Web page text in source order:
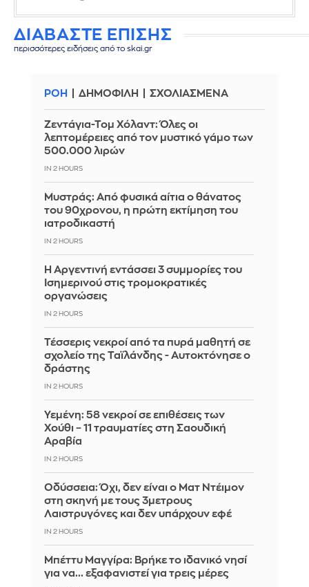
ΔΙΑΒΑΣΤΕ ΕΠΙΣΗΣ
περισσότερες ειδήσεις από το skai.gr
ΡΟΗ ΔΗΜΟΦΙΛΗ ΣΧΟΛΙΑΣΜΕΝΑ
Ζεντάγια-Τομ Χόλαντ: Όλες οι
λεπτομέρειες από τον μυστικό γάμο των
500.000 λιρών
IN 2 HOURS
Μυστράς: Από φυσικά αίτια ο θάνατος
του 90χρονου, η πρώτη εκτίμηση του
ιατροδικαστή
IN 2 HOURS
Η Αργεντινή εντάσσει 3 συμμορίες του
Ισημερινού στις τρομοκρατικές
οργανώσεις
IN 2 HOURS
Τέσσερις νεκροί από τα πυρά μαθητή σε
σχολείο της Ταϊλάνδης - Αυτοκτόνησε ο
δράστης
IN 2 HOURS
Υεμένη: 58 νεκροί σε επιθέσεις των
Χούθι – 11 τραυματίες στη Σαουδική
Αραβία
IN 2 HOURS
Οδύσσεια: Όχι, δεν είναι ο Ματ Ντέιμον
στη σκηνή με τους 3μετρους
Λαιστρυγόνες και δεν υπάρχουν εφέ
IN 2 HOURS
Μπέττυ Μαγγίρα: Βρήκε το ιδανικό νησί
για να... εξαφανιστεί για τρεις μέρες